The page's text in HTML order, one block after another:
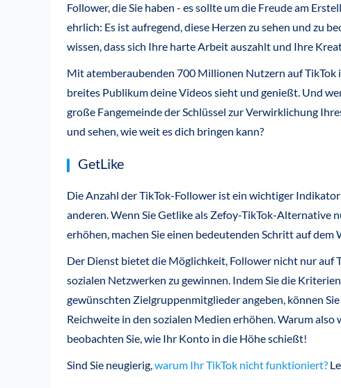
Follower, die Sie haben - es sollte um die Freude am
ehrlich: Es ist aufregend, diese Herzen zu sehen und zu
wissen, dass sich Ihre harte Arbeit auszahlt und Ihre
Mit atemberaubenden 700 Millionen Nutzern auf TikTok
breites Publikum deine Videos sieht und genießt. Und
große Fangemeinde der Schlüssel zur Verwirklichung
und sehen, wie weit es dich bringen kann?
GetLike
Die Anzahl der TikTok-Follower ist ein wichtiger
anderen. Wenn Sie Getlike als Zefoy-TikTok-Alternative
erhöhen, machen Sie einen bedeutenden Schritt auf dem
Der Dienst bietet die Möglichkeit, Follower nicht nur auf
sozialen Netzwerken zu gewinnen. Indem Sie die
gewünschten Zielgruppenmitglieder angeben, können
Reichweite in den sozialen Medien erhöhen. Warum
beobachten Sie, wie Ihr Konto in die Höhe schießt!
Sind Sie neugierig,warum Ihr TikTok nicht funktioniert?